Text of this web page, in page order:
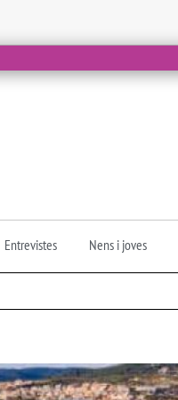
Entrevistes Nens i joves